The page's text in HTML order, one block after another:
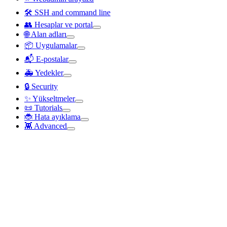
🛠️ SSH and command line
👥 Hesaplar ve portal
🌐 Alan adları
📦 Uygulamalar
📬 E-postalar
🚑 Yedekler
🔒 Security
✨ Yükseltmeler
📜 Tutorials
🐞 Hata ayıklama
👾 Advanced